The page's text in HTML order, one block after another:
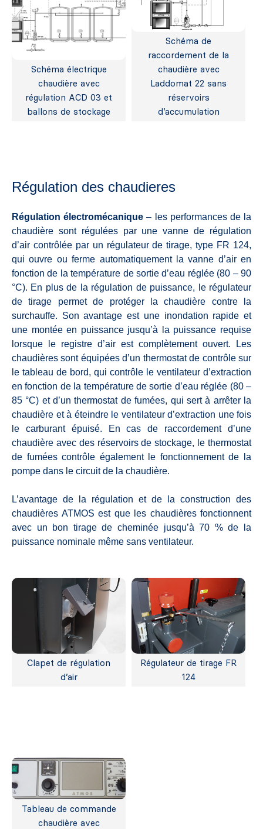
Schéma électrique
chaudière avec
régulation ACD 03 et
ballons de stockage
Schéma de
raccordement de la
chaudière avec
Laddomat 22 sans
réservoirs
d’accumulation
Régulation des chaudieres
Régulation électromécanique – les performances de la
chaudière sont régulées par une vanne de régulation
d’air contrôlée par un régulateur de tirage, type FR 124,
qui ouvre ou ferme automatiquement la vanne d’air en
fonction de la température de sortie d’eau réglée (80 – 90
°C). En plus de la régulation de puissance, le régulateur
de tirage permet de protéger la chaudière contre la
surchauffe. Son avantage est une inondation rapide et
une montée en puissance jusqu’à la puissance requise
lorsque le registre d’air est complètement ouvert. Les
chaudières sont équipées d’un thermostat de contrôle sur
le tableau de bord, qui contrôle le ventilateur d’extraction
en fonction de la température de sortie d’eau réglée (80 –
85 °C) et d’un thermostat de fumées, qui sert à arrêter la
chaudière et à éteindre le ventilateur d’extraction une fois
le carburant épuisé. En cas de raccordement d’une
chaudière avec des réservoirs de stockage, le thermostat
de fumées contrôle également le fonctionnement de la
pompe dans le circuit de la chaudière.
L’avantage de la régulation et de la construction des
chaudières ATMOS est que les chaudières fonctionnent
avec un bon tirage de cheminée jusqu’à 70 % de la
puissance nominale même sans ventilateur.
Clapet de régulation
d’air
Régulateur de tirage FR
124
Tableau de commande
chaudière avec